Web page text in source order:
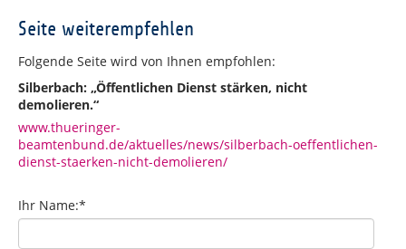
Seite weiterempfehlen
Folgende Seite wird von Ihnen empfohlen:
Silberbach: „Öffentlichen Dienst stärken, nicht
demolieren.“
www.thueringer-
beamtenbund.de/aktuelles/news/silberbach-oeffentlichen-
dienst-staerken-nicht-demolieren/
Ihr Name:*